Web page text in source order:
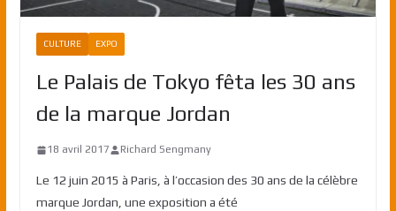
CULTURE EXPO
Le Palais de Tokyo fêta les 30 ans
de la marque Jordan
18 avril 2017 Richard Sengmany
Le 12 juin 2015 à Paris, à l’occasion des 30 ans de la célèbre
marque Jordan, une exposition a été